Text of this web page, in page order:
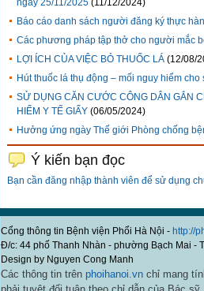
ngày 25/11/2025 (11/12/2024)
Báo cáo danh sách người đăng ký thực
Các phương pháp tập thở cho người mắc
LỢI ÍCH CỦA VIỆC BỎ THUỐC LÁ (12/08/
Hút thuốc lá thụ động – mối nguy hiểm
SỬ DỤNG CĂN CƯỚC CÔNG DÂN GẮN
HIỂM Y TẾ GIẤY (06/05/2024)
Hưởng ứng ngày Thế giới Phòng chống
Ý kiến bạn đọc
Bạn cần đăng nhập thành viên để sử dụng
Cổng thông tin Bệnh viện Phổi Hà Nội - http://
Đ/c: 44 phố Thanh Nhàn - phường Bạch Mai -
Design by Nguyen Cong Manh
Các thông tin trên phoihanoi.vn chỉ mang